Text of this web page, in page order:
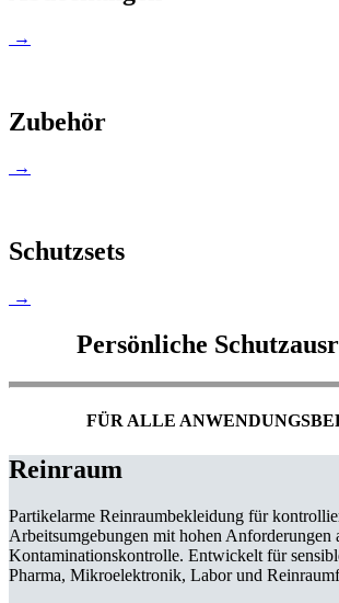
→
Zubehör
→
Schutzsets
→
Persönliche
FÜR ALLE
Reinraum
Partikelarme Reinraumbekleidung für
Arbeitsumgebungen mit hohen Anforderungen
Kontaminationskontrolle. Entwickelt für
Pharma, Mikroelektronik, Labor und